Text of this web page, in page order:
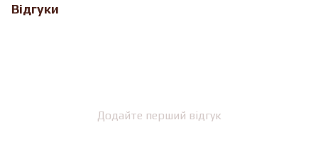
Відгуки
Додайте перший відгук